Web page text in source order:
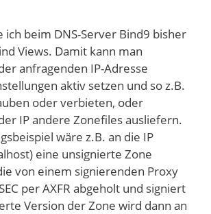
ich beim DNS-Server Bind9 bisher
Views. Damit kann man
anfragenden IP-Adresse
aktiv setzen und so z.B.
oder verbieten, oder
IP andere Zonefiles ausliefern.
wäre z.B. an die IP
eine unsignierte Zone
von einem signierenden Proxy
per AXFR abgeholt und signiert
Version der Zone wird dann an